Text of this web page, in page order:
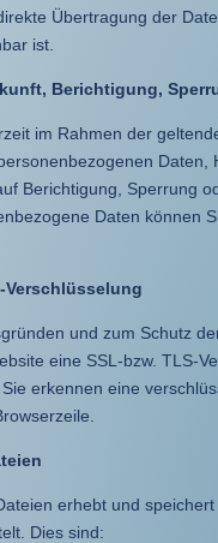
Übertragung der
ist.
Berichtigung,
im Rahmen der
Berichtigung, Sperrung
Daten können
Verschlüsselung
und zum Schutz
eine SSL-bzw. TLS-
erkennen eine
erhebt und
Dies sind: